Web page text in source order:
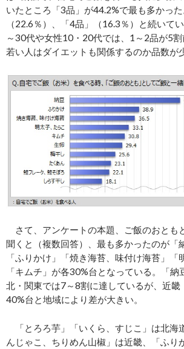
いたところ「3品」が44.2%で最も多かった
（22.6％）、「4品」（16.3％）と続いて
～30代や女性10・20代では、1～2品が5割
若い人はダイエットも関係するのか品数が
さて、アンケートの本題、ご飯のおとも
聞くと（複数回答）、最も多かったのが「
「ふりかけ」「焼き海苔、味付け海苔」「
「キムチ」が各30%台となっている。「納
北・関東では7～8割に達しているが、近畿
40%台と地域により差が大きい。
「とろろ芋」「いくら、すじこ」は北海
んじゃこ、ちりめん山椒」は近畿、「ふり